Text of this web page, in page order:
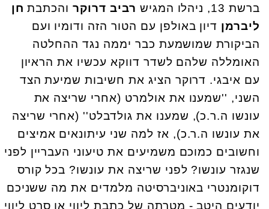
ברשת 13, ניהלו המגיש
רביב דרוקרוהכתבת חן
ליברמן דיון באולפן עם הטור הזה ודומיו ועם
הביקורת שמושמעת כבר יממה נגד ההחלטה
האומללה שלהם לשדר דווקא עכשיו את הראיון
עם איבגי. דרוקר הציג את חשיבות שמיעת הצד
השני, ''שמענו את אולמרט (אחרי שריצה את
עונשו ה.ר.כ), שמענו את גולדבלט'' (אחרי שריצה
את עונשו ה.ר.כ), אז למה שני עיתונאים אמיצים
וחשובים כמוכם משמיעים את טיעוני העבריין לפני
שנגזר עונשו? לפני שריצה את עונשו? בכל קורס
דוקומנטרי באוניברסיטה מלמדים את מה ששניכם
יודעים היטב - מטרתה של כתבת ליווי או סרט ליווי